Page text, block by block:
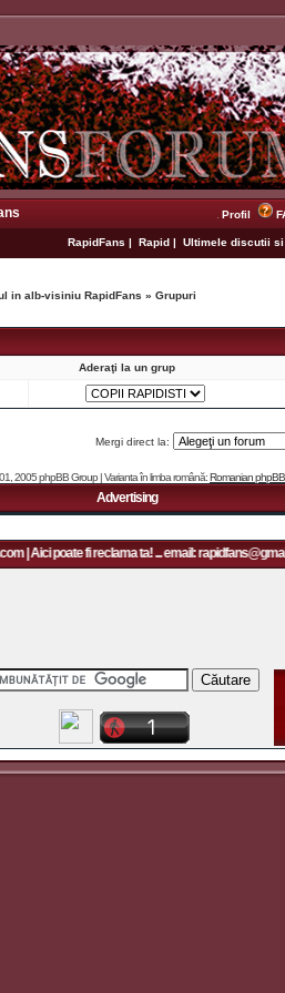
Profil
RapidFans | Rapid | Ultimele discutii si
in alb-visiniu RapidFans » Grupuri
Aderaţi la un grup
Mergi direct la:
2005 phpBB Group | Varianta în limba română:Romanian
Advertising
| Aici poate fi reclama ta! ... email: